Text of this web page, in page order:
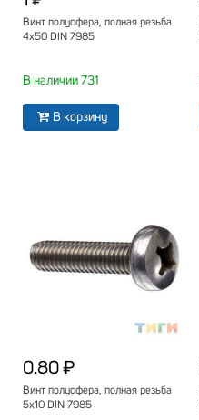
Винт полусфера, полная резьба
4х50 DIN 7985
В наличии 731
В корзину
0.80 ₽
Винт полусфера, полная резьба
5х10 DIN 7985